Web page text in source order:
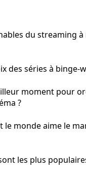
du streaming à
des séries à binge-
moment pour
?
le monde aime le
les plus